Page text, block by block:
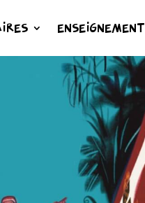
ENSEIGNEMENT